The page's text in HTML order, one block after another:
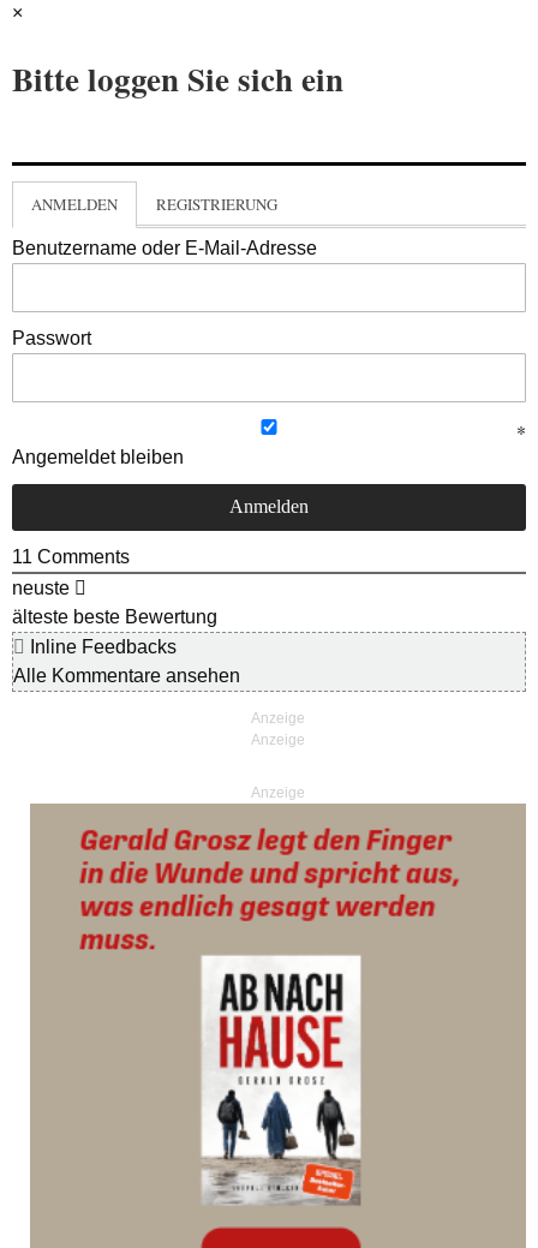
×
Bitte loggen Sie sich ein
ANMELDEN REGISTRIERUNG
Benutzername oder E-Mail-Adresse
Passwort
Angemeldet bleiben
11 Comments
neuste
älteste beste Bewertung
Inline Feedbacks
Alle Kommentare ansehen
Anzeige